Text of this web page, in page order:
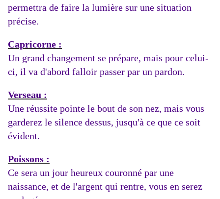
permettra de faire la lumière sur une situation
précise.
Capricorne :
Un grand changement se prépare, mais pour celui-
ci, il va d'abord falloir passer par un pardon.
Verseau :
Une réussite pointe le bout de son nez, mais vous
garderez le silence dessus, jusqu'à ce que ce soit
évident.
Poissons :
Ce sera un jour heureux couronné par une
naissance, et de l'argent qui rentre, vous en serez